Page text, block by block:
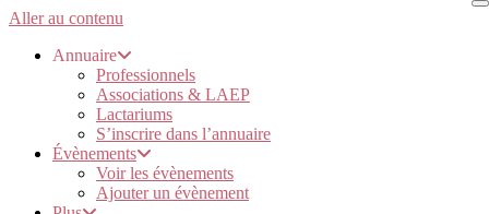
Aller au contenu
Annuaire
Professionnels
Associations & LAEP
Lactariums
S’inscrire dans l’annuaire
Évènements
Voir les évènements
Ajouter un évènement